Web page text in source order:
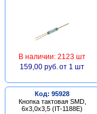
В наличии: 2123 шт
159,00 руб. от 1 шт
Код: 95928
Кнопка тактовая SMD,
6х3,0х3,5 (IT-1188E)